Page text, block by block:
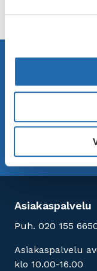
Minne
Tilaa Saga
uusimmat
TILAA
Asiakaspalvelu
Puh. 020 155
Asiakaspalvelu
klo 10.00-16.00